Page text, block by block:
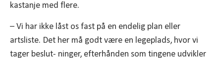
kastanje med flere.
– Vi har ikke låst os fast på en endelig plan eller
artsliste. Det her må godt være en legeplads, hvor vi
tager beslut- ninger, efterhånden som tingene udvikler